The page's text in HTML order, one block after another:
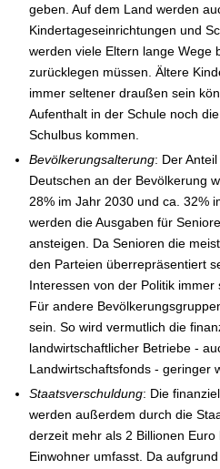
geben. Auf dem Land werden
Kindertageseinrichtungen und
werden viele Eltern lange Wege
zurücklegen müssen. Ältere
immer seltener draußen sein
Aufenthalt in der Schule noch
Schulbus kommen.
Bevölkerungsalterung: Der
Deutschen an der Bevölkerung
28% im Jahr 2030 und ca. 32%
werden die Ausgaben für
ansteigen. Da Senioren die
den Parteien überrepräsentiert
Interessen von der Politik immer
Für andere
sein. So wird vermutlich die
landwirtschaftlicher Betriebe -
Landwirtschaftsfonds - geringer
Staatsverschuldung: Die
werden außerdem durch die
derzeit mehr als 2 Billionen
Einwohner umfasst. Da